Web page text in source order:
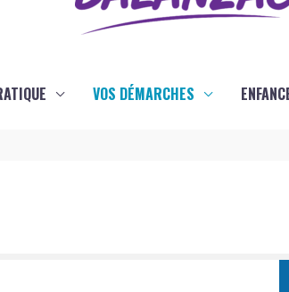
VOS DÉMARCHES